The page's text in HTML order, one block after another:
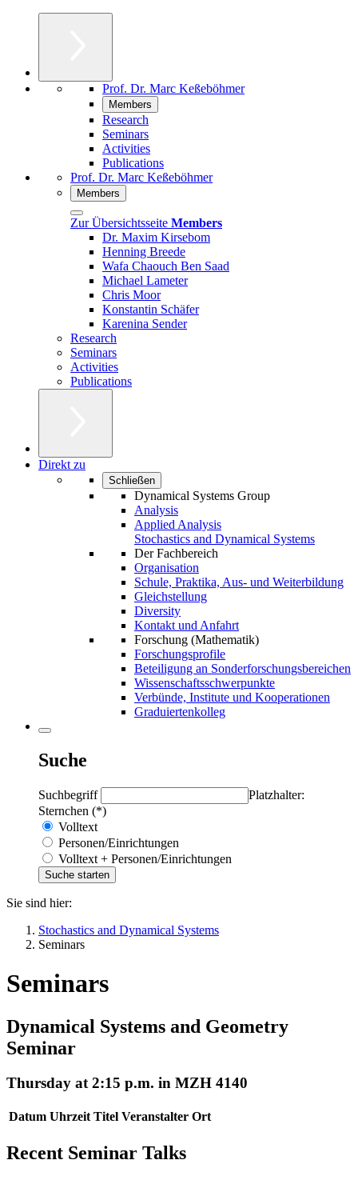
Prof. Dr. Marc Keßeböhmer
Members
Research
Seminars
Activities
Publications
Prof. Dr. Marc Keßeböhmer
Members
Zur Übersichtsseite Members
Dr. Maxim Kirsebom
Henning Breede
Wafa Chaouch Ben Saad
Michael Lameter
Chris Moor
Konstantin Schäfer
Karenina Sender
Research
Seminars
Activities
Publications
Direkt zu
Schließen
Dynamical Systems Group
Analysis
Applied Analysis
Stochastics and Dynamical Systems
Der Fachbereich
Organisation
Schule, Praktika, Aus- und Weiterbildung
Gleichstellung
Diversity
Kontakt und Anfahrt
Forschung (Mathematik)
Forschungsprofile
Beteiligung an Sonderforschungsbereichen
Wissenschaftsschwerpunkte
Verbünde, Institute und Kooperationen
Graduiertenkolleg
Suche
Suchbegriff
Platzhalter:
Sternchen (*)
Volltext
Personen/Einrichtungen
Volltext + Personen/Einrichtungen
Sie sind hier:
Stochastics and Dynamical Systems
Seminars
Seminars
Dynamical Systems and Geometry
Seminar
Thursday at 2:15 p.m. in MZH 4140
Datum Uhrzeit Titel Veranstalter Ort
Recent Seminar Talks